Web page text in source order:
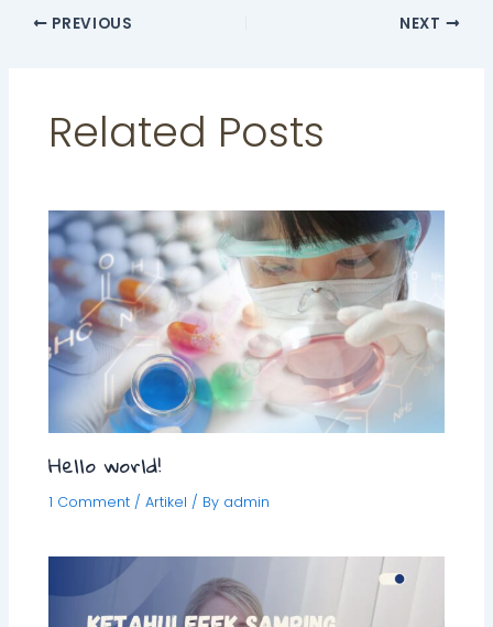
PREVIOUS NEXT
Related Posts
Hello world!
1 Comment /Artikel / By admin